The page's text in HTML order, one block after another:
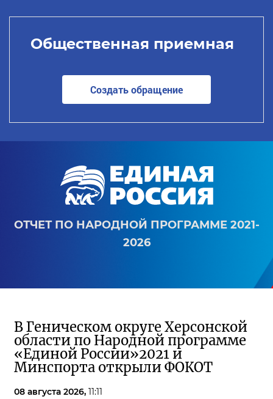
Общественная приемная
Создать обращение
ОТЧЕТ ПО НАРОДНОЙ ПРОГРАММЕ 2021-
2026
В Геническом округе Херсонской
области по Народной программе
«Единой России»2021 и
Минспорта открыли ФОКОТ
08 августа 2026, 11:11